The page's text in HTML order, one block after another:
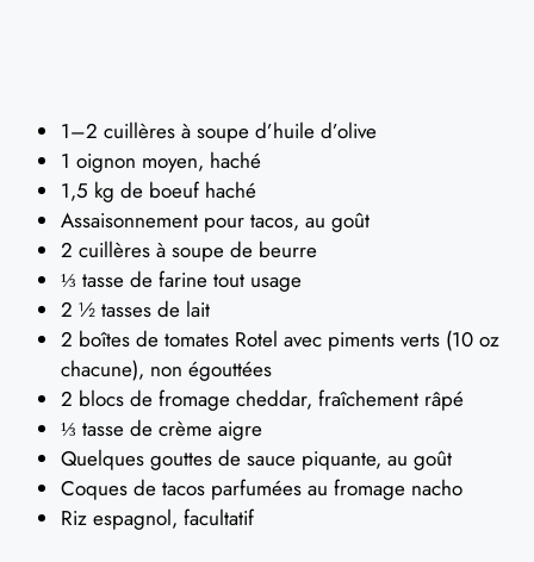
1–2 cuillères à soupe d’huile d’olive
1 oignon moyen, haché
1,5 kg de boeuf haché
Assaisonnement pour tacos, au goût
2 cuillères à soupe de beurre
⅓ tasse de farine tout usage
2 ½ tasses de lait
2 boîtes de tomates Rotel avec piments verts (10 oz
chacune), non égouttées
2 blocs de fromage cheddar, fraîchement râpé
⅓ tasse de crème aigre
Quelques gouttes de sauce piquante, au goût
Coques de tacos parfumées au fromage nacho
Riz espagnol, facultatif